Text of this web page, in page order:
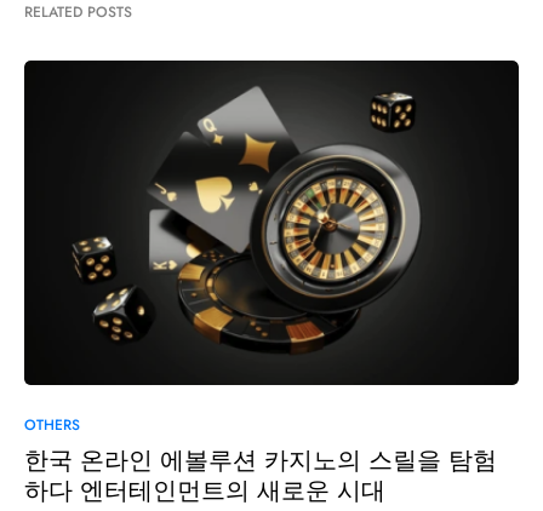
RELATED POSTS
OTHERS
한국 온라인 에볼루션 카지노의 스릴을 탐험
하다 엔터테인먼트의 새로운 시대